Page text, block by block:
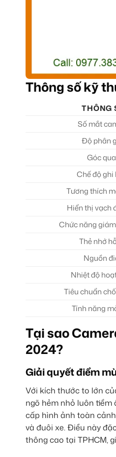
Thông số kỹ
THÔNG
Số mắt
Độ phân
Góc
Chế độ ghi
Tương thích
Hiển thị vạch
Chức năng
Thẻ nhớ
Nguồn
Nhiệt độ
Tiêu chuẩn
Tính năng
Tại sao
2024?
Giải quyết điểm
Với kích thước to lớn
ngõ hẻm nhỏ luôn tiềm
cấp hình ảnh toàn
và đuôi xe. Điều này
thông cao tại TPHCM,